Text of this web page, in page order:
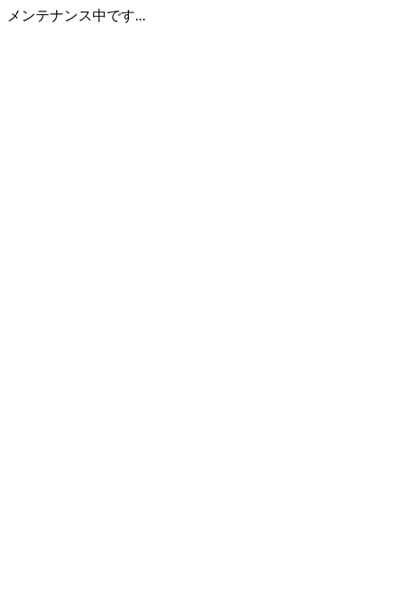
メンテナンス中です...